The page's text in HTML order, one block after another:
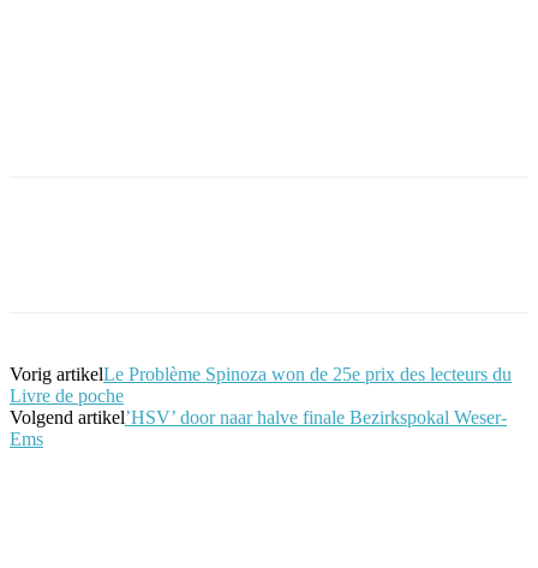
Vorig artikelLe Problème Spinoza won de 25e prix des lecteurs du
Livre de poche
Volgend artikel’HSV’ door naar halve finale Bezirkspokal Weser-
Ems